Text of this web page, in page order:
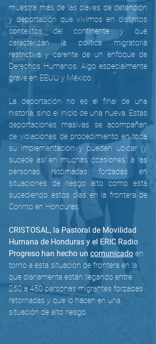
muestra más de las claves de detención
y deportación que vivimos en distintos
contextos del continente y que
caracterizan la política migratoria
restrictiva y carente de un enfoque de
Derechos Humanos. Algo especialmente
grave en EEUU y México.
La deportación no es el final de una
historia, sino el inicio de una nueva. Estas
deportaciones masivas se acompañan
de violaciones de procedimiento en toda
su implementación y pueden ubicar (y
sucede así en muchas ocasiones) a las
personas retornadas forzadas en
situaciones de riesgo alto como está
sucediendo estos días en la frontera de
Corinto en Honduras.
CRISTOSAL, la Pastoral de Movilidad
Humana de Honduras y el ERIC Radio
Progreso han hecho un comunicado en
torno a esta situación de frontera en la
que diariamente están llegando entre
250 a 450 personas migrantes forzadas
retornadas y que lo hacen en una
situación de alto riesgo.